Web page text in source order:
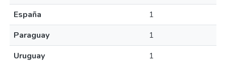
España
1
Paraguay
1
Uruguay
1